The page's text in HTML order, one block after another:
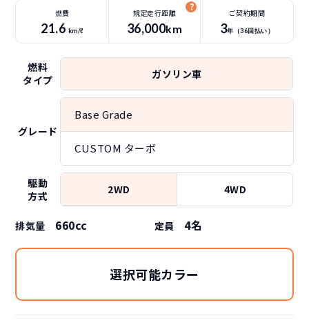
燃費
21.6 km/ℓ
規定走行距離
36,000km
ご契約期間
3年（36回払い）
燃料
タイプ
ガソリン車
グレード
Base Grade
CUSTOM ターボ
駆動
方式
2WD 4WD
排気量 660cc 定員 4名
選択可能カラー